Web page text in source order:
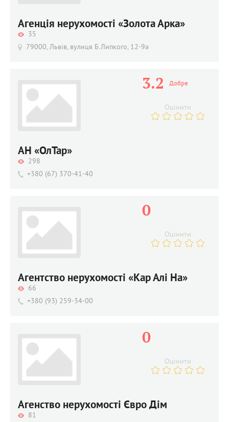
Агенція нерухомості «Золота Арка»
35
79000, Львів, вулиця Б.Липкого, 12-9а
АН «ОлТар»
298
+380 (67) 370-41-40
3.2 Добре
Оцінити
Агентство нерухомості «Кар Алі На»
66
+380 (93) 259-34-00
0
Оцінити
Агенство нерухомості Євро Дім
81
0
Оцінити